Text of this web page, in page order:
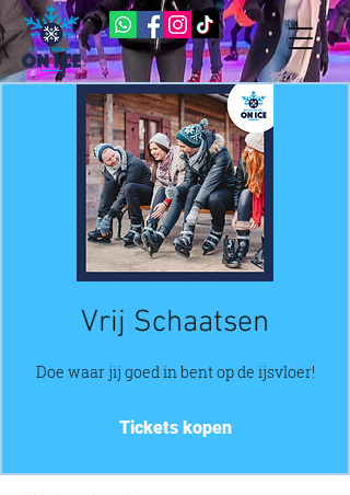
Vrij Schaatsen
Doe waar jij goed in bent op de ijsvloer!
Tickets kopen